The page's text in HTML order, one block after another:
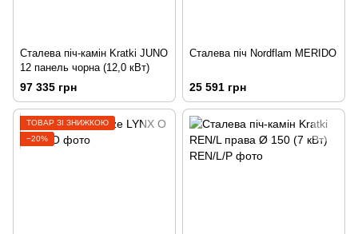
Сталева піч-камін Kratki JUNO
12 панель чорна (12,0 кВт)
97 335 грн
Сталева піч Nordflam MERIDO
25 591 грн
ТОВАР ЗІ ЗНИЖКОЮ
−20%